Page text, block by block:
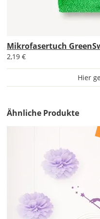
Versandkosten?
DE
Economy
Deutschland
AT
Mikrofasertuch
2,19 €
Hier
Ähnliche Produkte